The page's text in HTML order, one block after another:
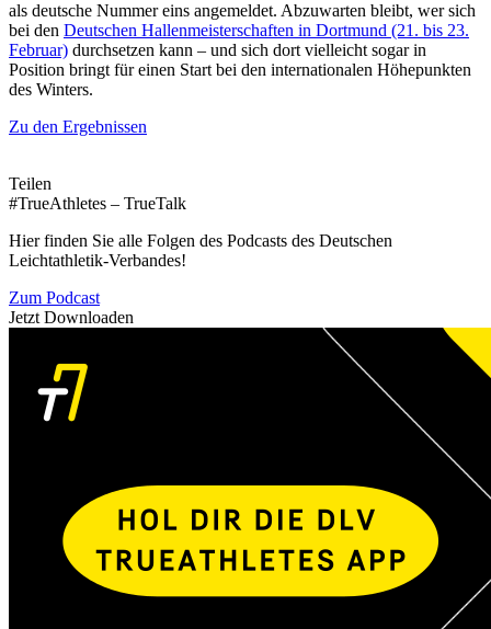
als deutsche Nummer eins angemeldet. Abzuwarten bleibt, wer sich
bei den Deutschen Hallenmeisterschaften in Dortmund (21. bis 23.
Februar) durchsetzen kann – und sich dort vielleicht sogar in
Position bringt für einen Start bei den internationalen Höhepunkten
des Winters.
Zu den Ergebnissen
Teilen
#TrueAthletes – TrueTalk
Hier finden Sie alle Folgen des Podcasts des Deutschen
Leichtathletik-Verbandes!
Zum Podcast
Jetzt Downloaden